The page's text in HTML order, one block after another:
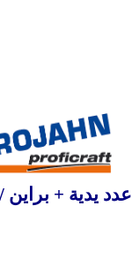
عدد يدية + براين /